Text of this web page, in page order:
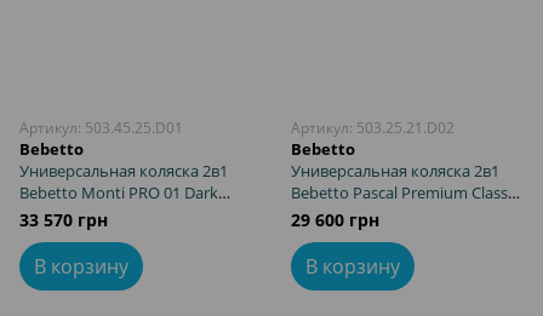
Артикул: 503.45.25.D01
Bebetto
Универсальная коляска 2в1
Bebetto Monti PRO 01 Dark
черный (эко-кожа)
33 570 грн
В корзину
Артикул: 503.25.21.D02
Bebetto
Универсальная коляска 2в1
Bebetto Pascal Premium Class
Dark 02
29 600 грн
В корзину